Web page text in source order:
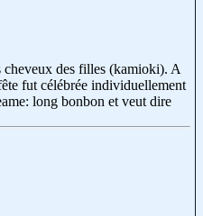
cheveux des filles (kamioki). A
fut célébrée individuellement
long bonbon et veut dire